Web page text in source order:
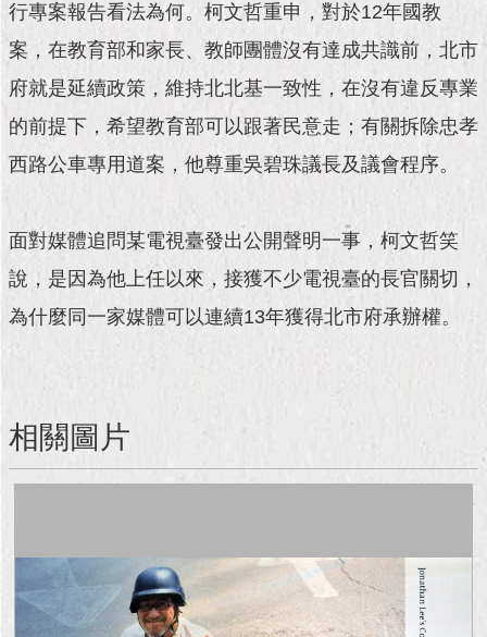
活
主
題
與
動
活
動
主
回
頁
站
覽
行專案報告看法為何。柯文哲重申，對於12年國教
案，在教育部和家長、教師團體沒有達成共識前，北市
府就是延續政策，維持北北基一致性，在沒有違反專業
的前提下，希望教育部可以跟著民意走；有關拆除忠孝
西路公車專用道案，他尊重吳碧珠議長及議會程序。
面對媒體追問某電視臺發出公開聲明一事，柯文哲笑
說，是因為他上任以來，接獲不少電視臺的長官關切，
為什麼同一家媒體可以連續13年獲得北市府承辦權。
相關圖片